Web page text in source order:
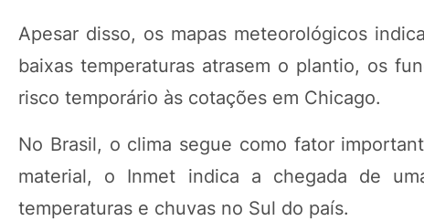
Apesar disso, os mapas meteorológicos
baixas temperaturas atrasem o plantio, os
risco temporário às cotações em Chicago.
No Brasil, o clima segue como fator
material, o Inmet indica a chegada de
temperaturas e chuvas no Sul do país.